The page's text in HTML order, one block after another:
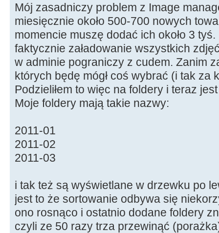
Mój zasadniczy problem z Image
miesięcznie około 500-700 nowych
momencie muszę dodać ich około 3
faktycznie załadowanie wszystkich
w adminie pograniczy z cudem. Zanim
których będę mógł coś wybrać (i tak za
Podzieliłem to więc na foldery i teraz
Moje foldery mają takie nazwy:
2011-01
2011-02
2011-03
i tak też są wyświetlane w drzewku po
jest to że sortowanie odbywa się
ono rosnąco i ostatnio dodane foldery
czyli ze 50 razy trza przewinąć